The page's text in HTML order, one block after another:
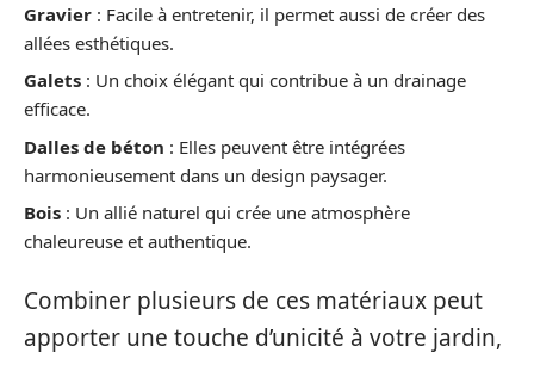
Gravier : Facile à entretenir, il permet aussi de créer des
allées esthétiques.
Galets : Un choix élégant qui contribue à un drainage
efficace.
Dalles de béton : Elles peuvent être intégrées
harmonieusement dans un design paysager.
Bois : Un allié naturel qui crée une atmosphère
chaleureuse et authentique.
Combiner plusieurs de ces matériaux peut
apporter une touche d’unicité à votre jardin,